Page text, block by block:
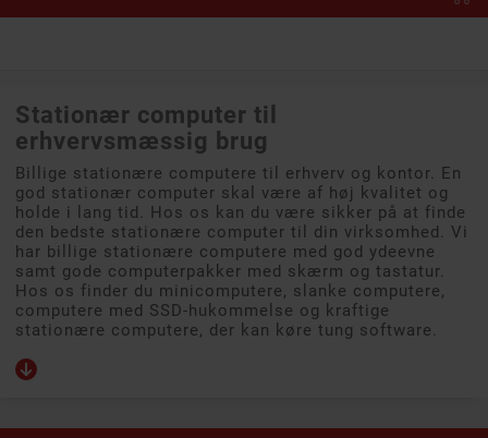
Stationær computer til
erhvervsmæssig brug
Billige stationære computere til erhverv og kontor. En
god stationær computer skal være af høj kvalitet og
holde i lang tid. Hos os kan du være sikker på at finde
den bedste stationære computer til din virksomhed. Vi
har billige stationære computere med god ydeevne
samt gode computerpakker med skærm og tastatur.
Hos os finder du minicomputere, slanke computere,
computere med SSD-hukommelse og kraftige
stationære computere, der kan køre tung software.